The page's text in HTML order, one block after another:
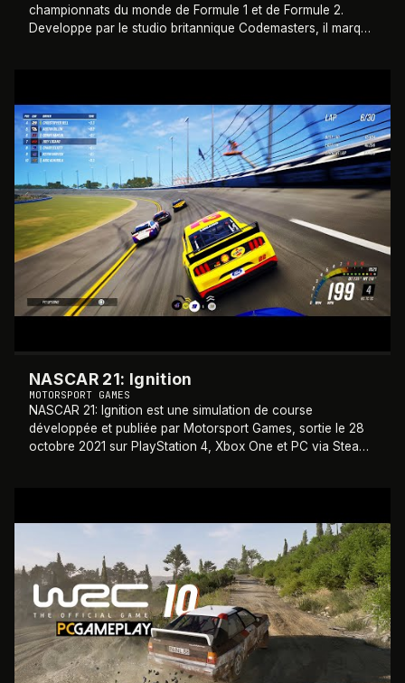
championnats du monde de Formule 1 et de Formule 2.
Developpe par le studio britannique Codemasters, il marque
NASCAR 21: Ignition
MOTORSPORT GAMES
NASCAR 21: Ignition est une simulation de course
développée et publiée par Motorsport Games, sortie le 28
octobre 2021 sur PlayStation 4, Xbox One et PC via Steam.